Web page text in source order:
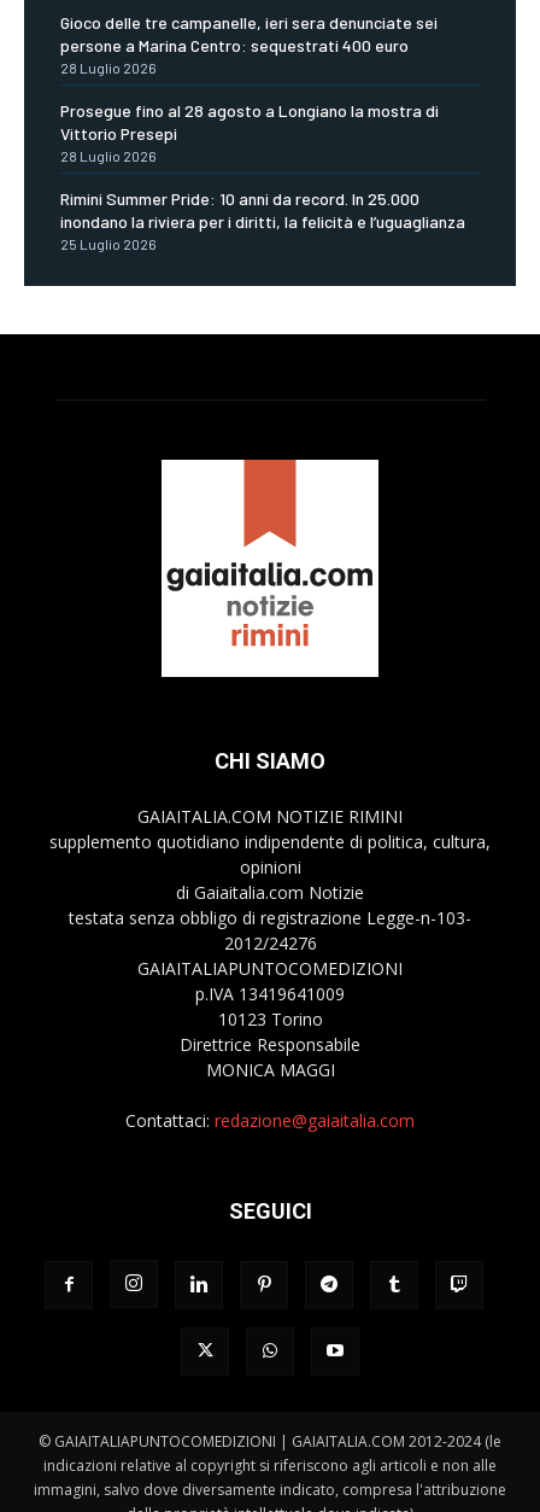
Gioco delle tre campanelle, ieri sera denunciate sei
persone a Marina Centro: sequestrati 400 euro
28 Luglio 2026
Prosegue fino al 28 agosto a Longiano la mostra di
Vittorio Presepi
28 Luglio 2026
Rimini Summer Pride: 10 anni da record. In 25.000
inondano la riviera per i diritti, la felicità e l’uguaglianza
25 Luglio 2026
CHI SIAMO
GAIAITALIA.COM NOTIZIE RIMINI
supplemento quotidiano indipendente di politica, cultura,
opinioni
di Gaiaitalia.com Notizie
testata senza obbligo di registrazione Legge-n-103-
2012/24276
GAIAITALIAPUNTOCOMEDIZIONI
p.IVA 13419641009
10123 Torino
Direttrice Responsabile
MONICA MAGGI
Contattaci: redazione@gaiaitalia.com
SEGUICI
© GAIAITALIAPUNTOCOMEDIZIONI | GAIAITALIA.COM 2012-2024 (le
indicazioni relative al copyright si riferiscono agli articoli e non alle
immagini, salvo dove diversamente indicato, compresa l'attribuzione